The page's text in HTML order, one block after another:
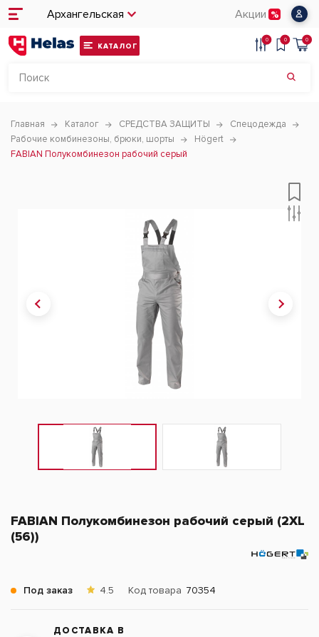
Архангельская Акции
КАТАЛОГ
0 0 0
Главная Каталог СРЕДСТВА ЗАЩИТЫ
Спецодежда
Рабочие комбинезоны, брюки, шорты
Högert
FABIAN Полукомбинезон рабочий серый
FABIAN Полукомбинезон рабочий серый (2XL
(56))
Под заказ 4.5 Код товара 70354
ДОСТАВКА В